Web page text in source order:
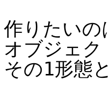
作りたい
オブジェ
その1形態